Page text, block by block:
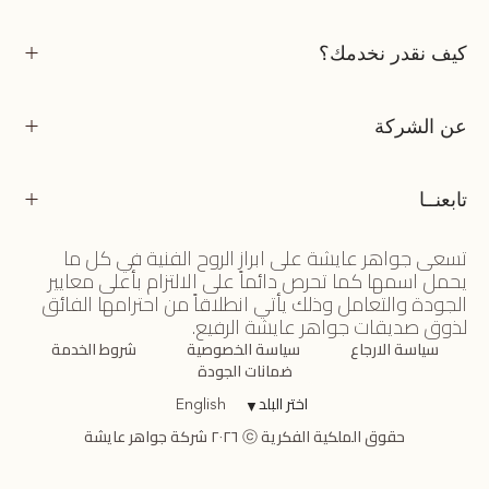
كيف نقدر نخدمك؟
عن الشركة
تابعنــا
تسعى جواهر عايشة على ابراز الروح الفنية في كل ما
يحمل اسمها كما تحرص دائماً على الالتزام بأعلى معايير
الجودة والتعامل وذلك يأتي انطلاقاً من احترامها الفائق
لذوق صديقات جواهر عايشة الرفيع.
سياسة الارجاع سياسة الخصوصية شروط الخدمة
ضمانات الجودة
اختر البلد▼
English
حقوق الملكية الفكرية ⓒ ٢٠٢٦ شركة جواهر عايشة